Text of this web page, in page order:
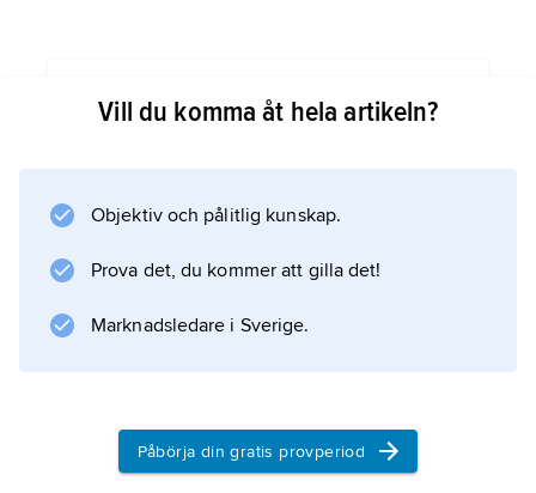
Vill du komma åt hela artikeln?
Objektiv och pålitlig kunskap.
Prova det, du kommer att gilla det!
Marknadsledare i Sverige.
Påbörja din gratis provperiod